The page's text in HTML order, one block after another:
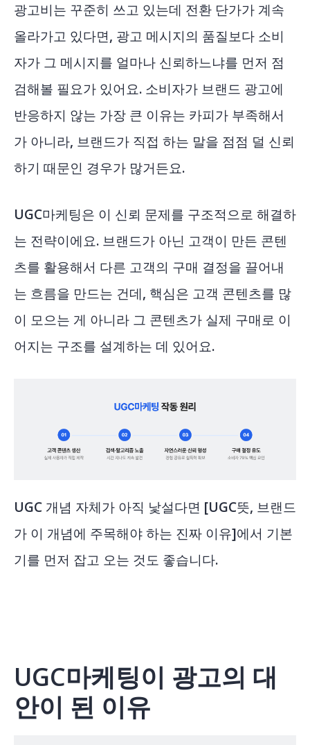
광고비는 꾸준히 쓰고 있는데 전환 단가가 계속
올라가고 있다면, 광고 메시지의 품질보다 소비
자가 그 메시지를 얼마나 신뢰하느냐를 먼저 점
검해볼 필요가 있어요. 소비자가 브랜드 광고에
반응하지 않는 가장 큰 이유는 카피가 부족해서
가 아니라, 브랜드가 직접 하는 말을 점점 덜 신뢰
하기 때문인 경우가 많거든요.
UGC마케팅은 이 신뢰 문제를 구조적으로 해결하
는 전략이에요. 브랜드가 아닌 고객이 만든 콘텐
츠를 활용해서 다른 고객의 구매 결정을 끌어내
는 흐름을 만드는 건데, 핵심은 고객 콘텐츠를 많
이 모으는 게 아니라 그 콘텐츠가 실제 구매로 이
어지는 구조를 설계하는 데 있어요.
UGC 개념 자체가 아직 낯설다면 [UGC뜻, 브랜드
가 이 개념에 주목해야 하는 진짜 이유]에서 기본
기를 먼저 잡고 오는 것도 좋습니다.
UGC마케팅이 광고의 대
안이 된 이유